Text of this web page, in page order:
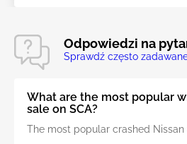
Odpowiedzi na
Sprawdź często
What are the most popular
sale on SCA?
The most popular crashed Nissan